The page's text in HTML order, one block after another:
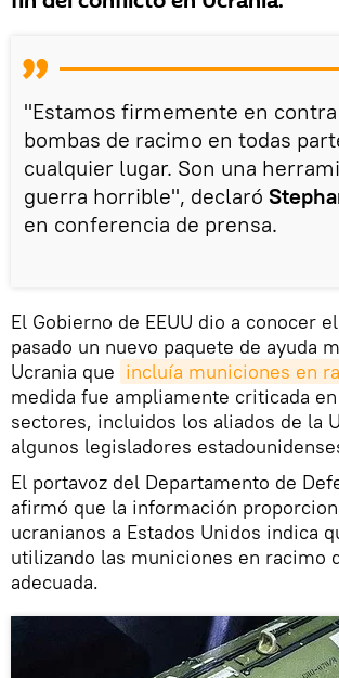
"Estamos firmemente en
bombas de racimo en todas
cualquier lugar. Son una
guerra horrible", declaró
en conferencia de prensa.
El Gobierno de EEUU dio a conocer
pasado un nuevo paquete de ayuda
Ucrania que incluía municiones en
medida fue ampliamente criticada
sectores, incluidos los aliados de la
algunos legisladores
El portavoz del Departamento de
afirmó que la información
ucranianos a Estados Unidos indica
utilizando las municiones en racimo
adecuada.